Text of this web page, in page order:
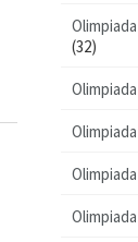
(32)